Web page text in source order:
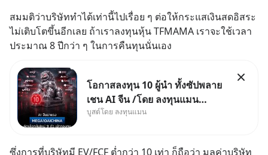
สมมติว่าบริษัททำได้เท่านี้ไปเรื่อย ๆ ต่อให้กระแสเงินสดอิสระ
ไม่เติบโตขึ้นอีกเลย ถ้าเราลงทุนหุ้น TFMAMA เราจะใช้เวลา
ประมาณ 8 ปีกว่า ๆ ในการคืนทุนนั่นเอง
โอกาสลงทุน 10 ผู้นำ ทั้งซัปพลาย
เชน AI จีน /โดย ลงทุนแมน
✅ลงทุนตรง คัด 10 ผู้นำเน้น ๆ ใน
เข้ากองทุน ✅ร่วมเป็นเจ้าของ
บูสต์โดย ลงทุนแมน
ซึ่งการที่บริษัทมี EV/FCF ต่ำกว่า 10 เท่า ก็ถือว่า มูลค่าบริษัท